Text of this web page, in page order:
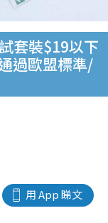
套裝$19以下
過歐盟標準/
用 App 睇文